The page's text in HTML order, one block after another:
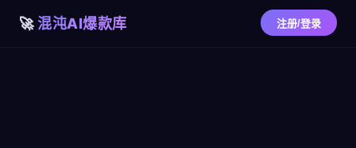
混沌AI爆款库 注册/登录